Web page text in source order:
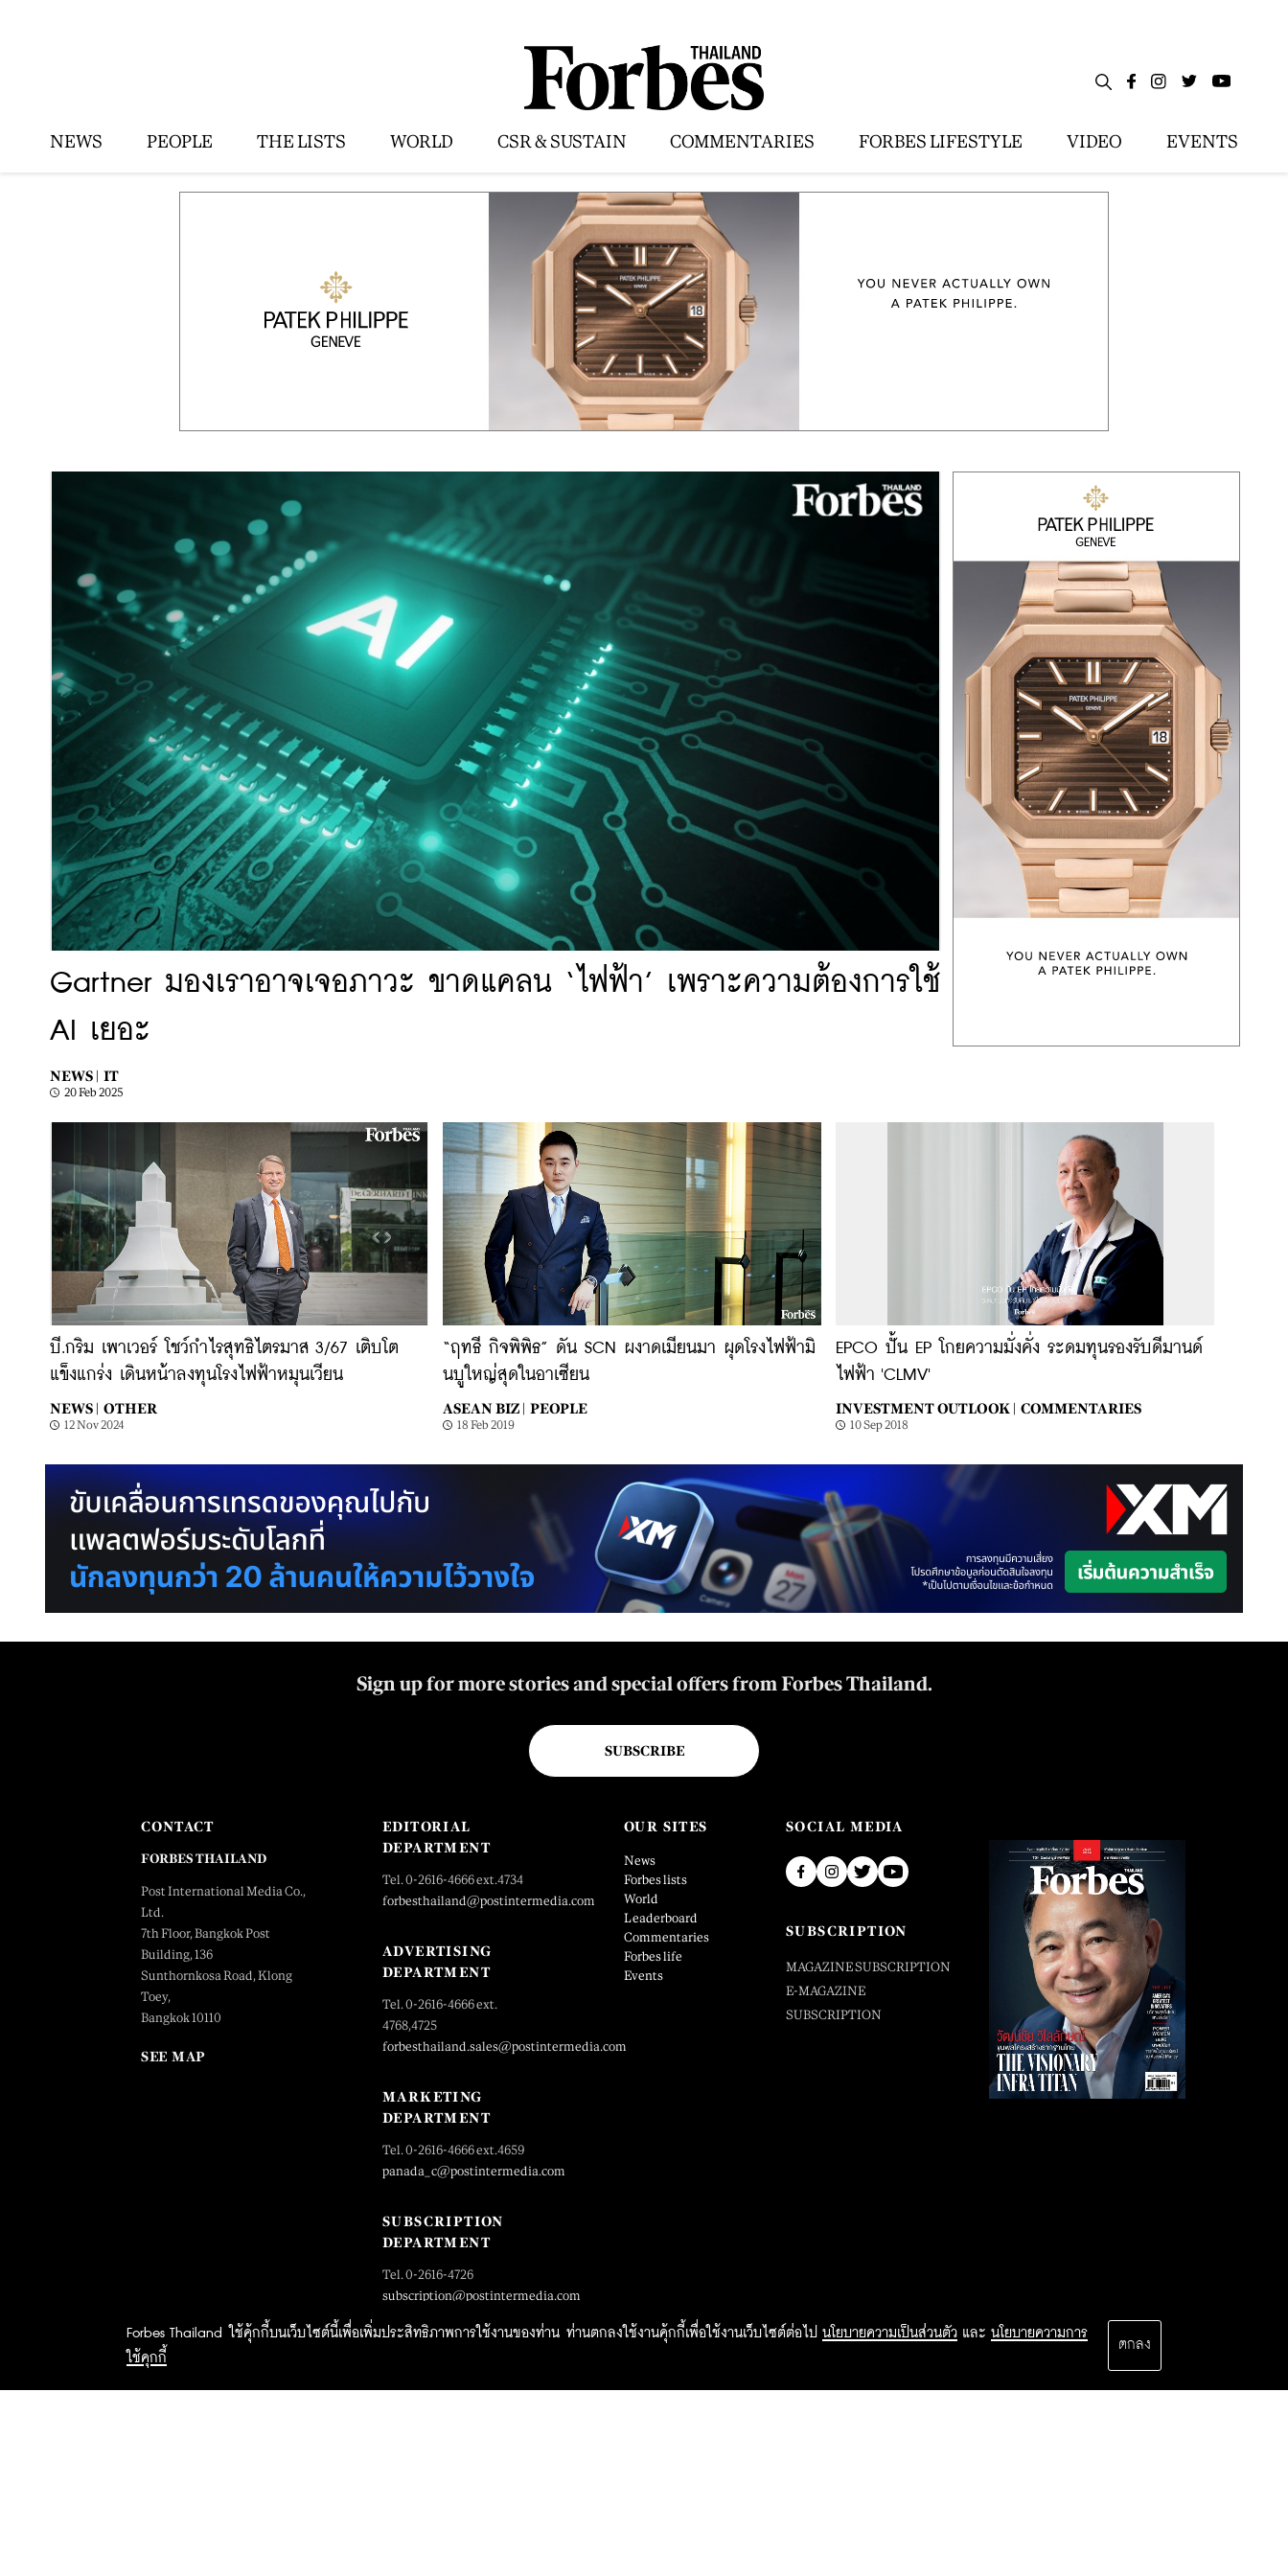
NEWS PEOPLE THE LISTS WORLD CSR & SUSTAIN COMMENTARIES FORBES LIFESTYLE VIDEO EVENTS
Gartner มองเราอาจเจอภาวะ ขาดแคลน ‘ไฟฟ้า’ เพราะความต้องการใช้
AI เยอะ
NEWS | IT
20 Feb 2025
บี.กริม เพาเวอร์ โชว์กำไรสุทธิไตรมาส 3/67 เติบโต
แข็งแกร่ง เดินหน้าลงทุนโรงไฟฟ้าหมุนเวียน
NEWS | OTHER
12 Nov 2024
“ฤทธี กิจพิพิธ” ดัน SCN ผงาดเมียนมา ผุดโรงไฟฟ้ามิ
นบูใหญ่สุดในอาเซียน
ASEAN BIZ | PEOPLE
18 Feb 2019
EPCO ปั้น EP โกยความมั่งคั่ง ระดมทุนรองรับดีมานด์
ไฟฟ้า 'CLMV'
INVESTMENT OUTLOOK | COMMENTARIES
10 Sep 2018
Forbes Thailand ใช้คุ้กกี้บนเว็บไซต์นี้เพื่อเพิ่มประสิทธิภาพการใช้งานของท่าน ท่านตกลงใช้งานคุ้กกี้เพื่อใช้งานเว็บไซต์ต่อไป นโยบายความเป็นส่วนตัว และ นโยบายความการ
ใช้คุกกี้
ตกลง
Sign up for more stories and special offers from Forbes Thailand.
SUBSCRIBE
CONTACT
FORBES THAILAND
Post International Media Co.,
Ltd.
7th Floor, Bangkok Post
Building, 136
Sunthornkosa Road, Klong
Toey,
Bangkok 10110
SEE MAP
EDITORIAL
DEPARTMENT
Tel. 0-2616-4666 ext.4734
forbesthailand@postintermedia.com
ADVERTISING
DEPARTMENT
Tel. 0-2616-4666 ext.
4768,4725
forbesthailand.sales@postintermedia.com
MARKETING
DEPARTMENT
Tel. 0-2616-4666 ext.4659
panada_c@postintermedia.com
SUBSCRIPTION
DEPARTMENT
Tel. 0-2616-4726
subscription@postintermedia.com
OUR SITES
News
Forbes lists
World
Leaderboard
Commentaries
Forbes life
Events
SOCIAL MEDIA
SUBSCRIPTION
MAGAZINE SUBSCRIPTION
E-MAGAZINE
SUBSCRIPTION